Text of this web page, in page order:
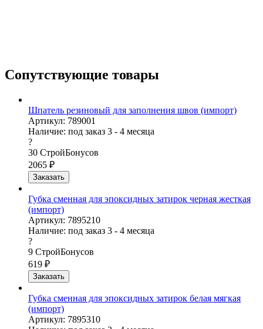
Сопутствующие товары
Шпатель резиновый для заполнения швов (импорт)
Артикул: 789001
Наличие: под заказ 3 - 4 месяца
?
30 СтройБонусов
2065 ₽
Заказать
Губка сменная для эпоксидных затирок черная жесткая
(импорт)
Артикул: 7895210
Наличие: под заказ 3 - 4 месяца
?
9 СтройБонусов
619 ₽
Заказать
Губка сменная для эпоксидных затирок белая мягкая
(импорт)
Артикул: 7895310